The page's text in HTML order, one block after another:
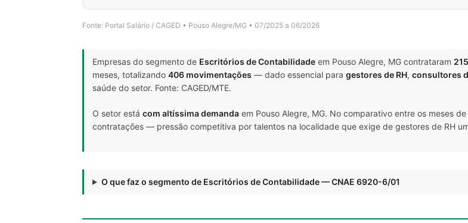
Fonte: Portal Salário / CAGED • Pouso Alegre/MG • 07/2025 a 06/2026
Empresas do segmento de Escritórios de Contabilidade em Pouso Alegre, MG contrataram 215
meses, totalizando 406 movimentações — dado essencial para gestores de RH, consultores
saúde do setor. Fonte: CAGED/MTE.
O setor está com altíssima demanda em Pouso Alegre, MG. No comparativo entre os meses de
contratações — pressão competitiva por talentos na localidade que exige de gestores de RH
O que faz o segmento de Escritórios de Contabilidade — CNAE 6920-6/01